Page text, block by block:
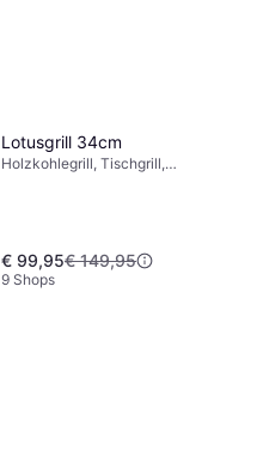
Lotusgrill 34cm
Holzkohlegrill, Tischgrill,
€ 99,95€ 149,95
9 Shops